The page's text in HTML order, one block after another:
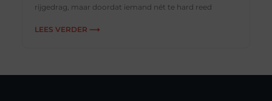
rijgedrag, maar doordat iemand nét te hard reed
LEES VERDER ⟶